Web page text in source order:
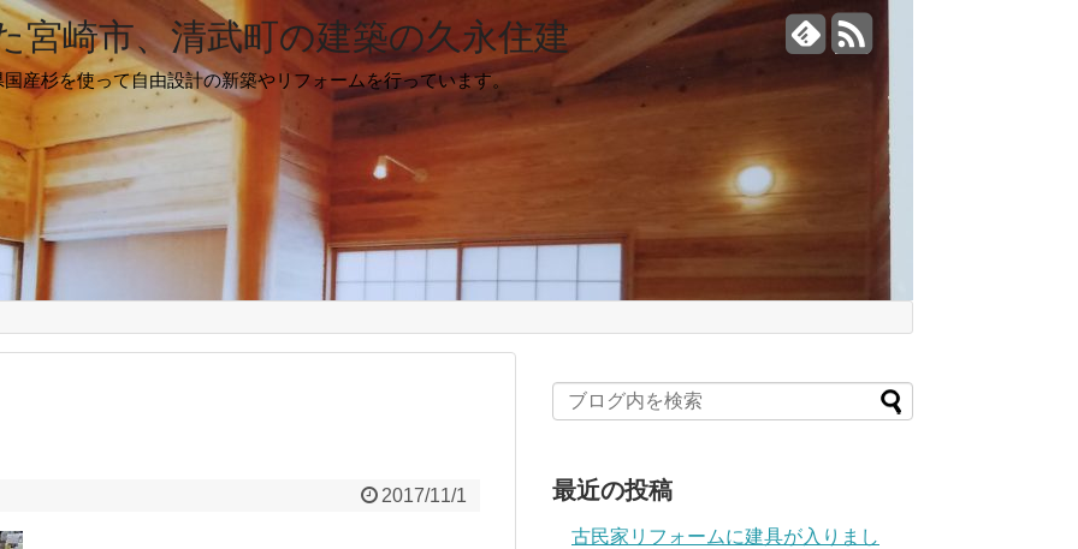
宮崎市、清武町の建築の久永住建
産杉を使って自由設計の新築やリフォームを行っています。
2017/11/1 最近の投稿
古民家リフォームに建具が入りまし